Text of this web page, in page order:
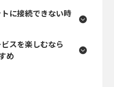
に接続できない時
スを楽しむなら
め